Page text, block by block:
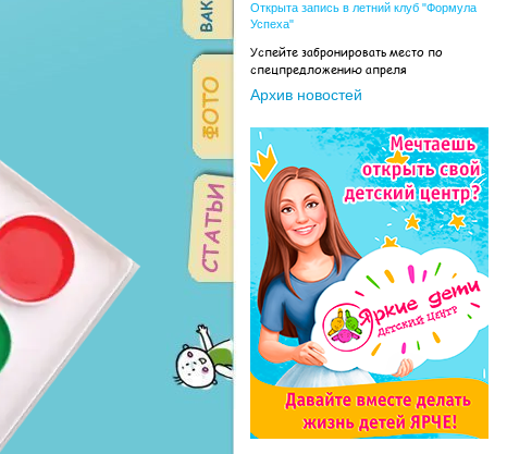
Открыта запись в летний клуб "Формула
Успеха"
Успейте забронировать место по
спецпредложению апреля
Архив новостей